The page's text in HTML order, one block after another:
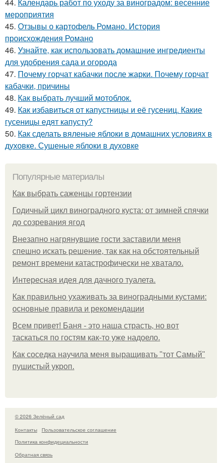
мероприятия
45. Отзывы о картофель Романо. История
происхождения Романо
46. Узнайте, как использовать домашние ингредиенты
для удобрения сада и огорода
47. Почему горчат кабачки после жарки. Почему горчат
кабачки, причины
48. Как выбрать лучший мотоблок.
49. Как избавиться от капустницы и её гусениц. Какие
гусеницы едят капусту?
50. Как сделать вяленые яблоки в домашних условиях в
духовке. Сушеные яблоки в духовке
Популярные материалы
Как выбрать саженцы гортензии
Годичный цикл виноградного куста: от зимней спячки
до созревания ягод
Внезапно нагрянувшие гости заставили меня
спешно искать решение, так как на обстоятельный
ремонт времени катастрофически не хватало.
Интересная идея для дачного туалета.
Как правильно ухаживать за виноградными кустами:
основные правила и рекомендации
Всем привет! Баня - это наша страсть, но вот
таскаться по гостям как-то уже надоело.
Как соседка научила меня выращивать "тот Самый"
пушистый укроп.
© 2026 Зелёный сад
Контакты
Пользовательское соглашение
Политика конфидециальности
Обратная связь